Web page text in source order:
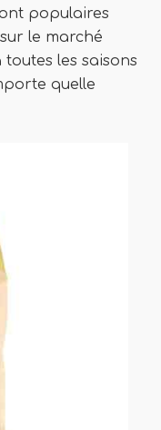
populaires
le marché
les saisons
quelle